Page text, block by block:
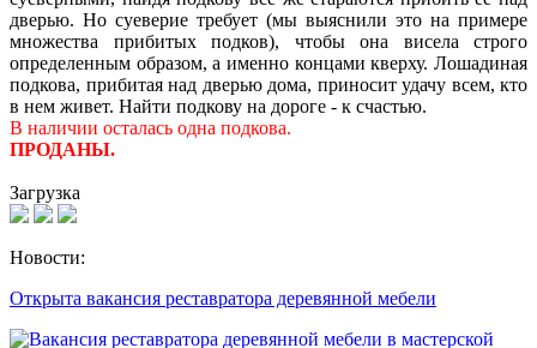
дверью. Но суеверие требует (мы выяснили это на примере
множества прибитых подков), чтобы она висела строго
определенным образом, а именно концами кверху. Лошадиная
подкова, прибитая над дверью дома, приносит удачу всем, кто
в нем живет. Найти подкову на дороге - к счастью.
В наличии осталась одна подкова.
ПРОДАНЫ.
Загрузка
Новости:
Открыта вакансия реставратора деревянной мебели